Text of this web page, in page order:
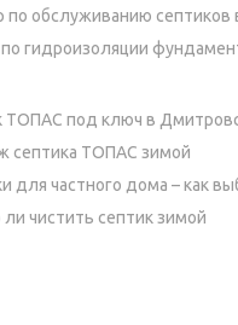
по обслуживанию септиков
по гидроизоляции
ТОПАС под ключ в
септика ТОПАС зимой
для частного дома – как
чистить септик зимой